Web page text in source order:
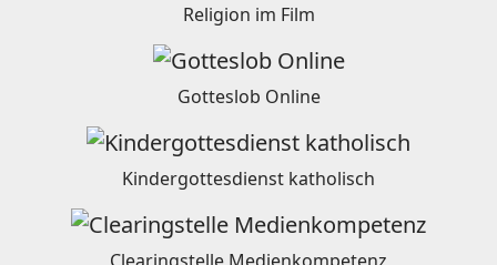
Religion im Film
Gotteslob Online
Kindergottesdienst katholisch
Clearingstelle Medienkompetenz